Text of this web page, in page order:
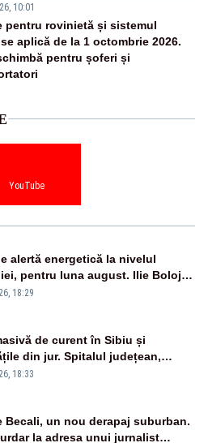
10:01
pentru rovinietă și sistemul
aplică de la 1 octombrie 2026.
pentru șoferi și
YouTube
alertă energetică la nivelul
pentru luna august. Ilie Bolojan
importuri și posibile restricții –
18:29
de curent în Sibiu și
din jur. Spitalul județean,
rețelele de telefonie, grav
18:33
Becali, un nou derapaj suburban.
la adresa unui jurnalist